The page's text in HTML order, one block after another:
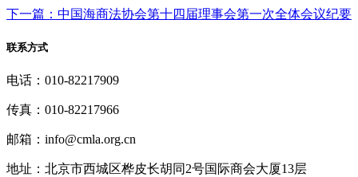
下一篇：中国海商法协会第十四届理事会第一次全体会议纪要
联系方式
电话：010-82217909
传真：010-82217966
邮箱：info@cmla.org.cn
地址：北京市西城区桦皮长胡同2号国际商会大厦13层